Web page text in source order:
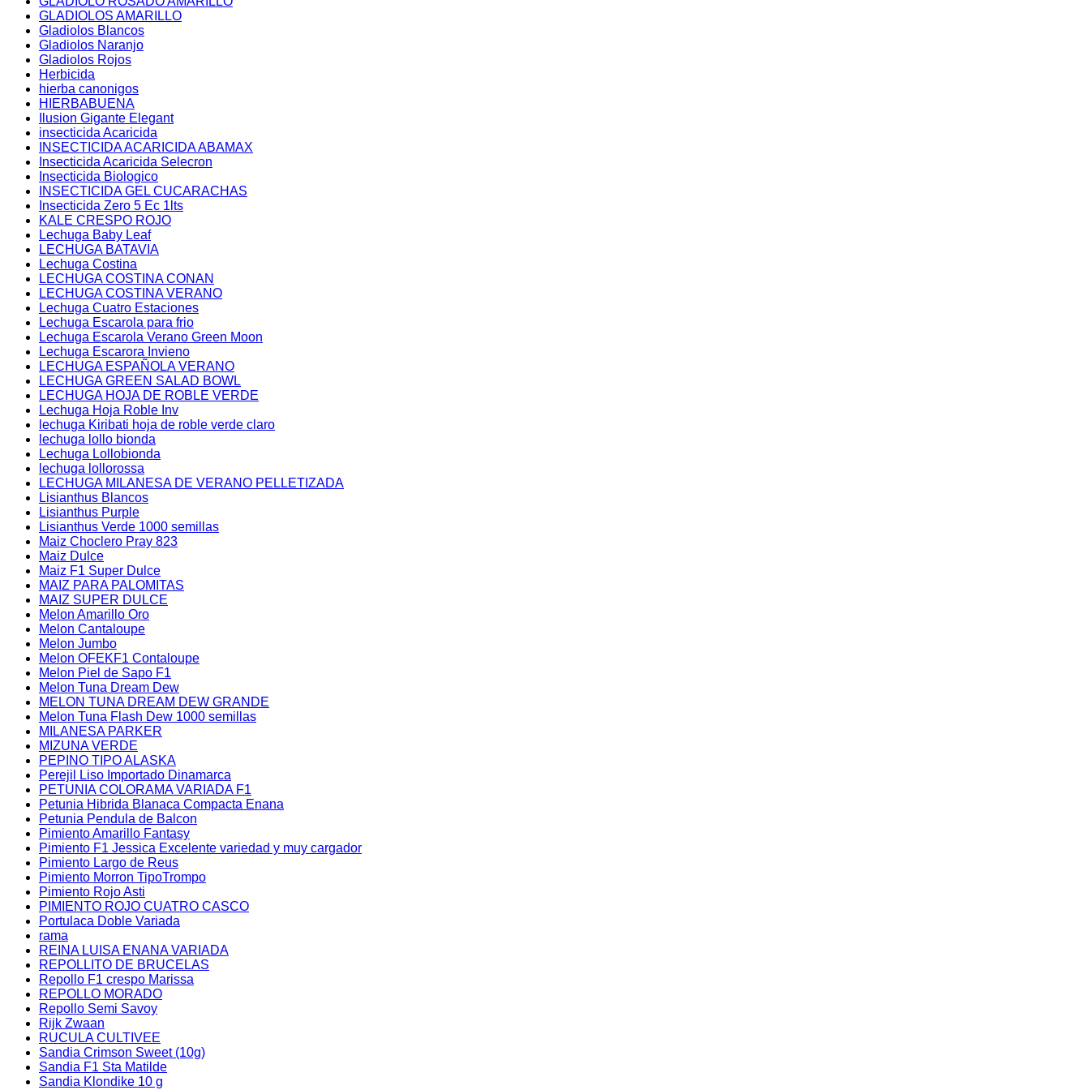
GLADIOLOS AMARILLO
Gladiolos Blancos
Gladiolos Naranjo
Gladiolos Rojos
Herbicida
hierba canonigos
HIERBABUENA
Ilusion Gigante Elegant
insecticida Acaricida
INSECTICIDA ACARICIDA ABAMAX
Insecticida Acaricida Selecron
Insecticida Biologico
INSECTICIDA GEL CUCARACHAS
Insecticida Zero 5 Ec 1lts
KALE CRESPO ROJO
Lechuga Baby Leaf
LECHUGA BATAVIA
Lechuga Costina
LECHUGA COSTINA CONAN
LECHUGA COSTINA VERANO
Lechuga Cuatro Estaciones
Lechuga Escarola para frio
Lechuga Escarola Verano Green Moon
Lechuga Escarora Invieno
LECHUGA ESPAÑOLA VERANO
LECHUGA GREEN SALAD BOWL
LECHUGA HOJA DE ROBLE VERDE
Lechuga Hoja Roble Inv
lechuga Kiribati hoja de roble verde claro
lechuga lollo bionda
Lechuga Lollobionda
lechuga lollorossa
LECHUGA MILANESA DE VERANO PELLETIZADA
Lisianthus Blancos
Lisianthus Purple
Lisianthus Verde 1000 semillas
Maiz Choclero Pray 823
Maiz Dulce
Maiz F1 Super Dulce
MAIZ PARA PALOMITAS
MAIZ SUPER DULCE
Melon Amarillo Oro
Melon Cantaloupe
Melon Jumbo
Melon OFEKF1 Contaloupe
Melon Piel de Sapo F1
Melon Tuna Dream Dew
MELON TUNA DREAM DEW GRANDE
Melon Tuna Flash Dew 1000 semillas
MILANESA PARKER
MIZUNA VERDE
PEPINO TIPO ALASKA
Perejil Liso Importado Dinamarca
PETUNIA COLORAMA VARIADA F1
Petunia Hibrida Blanaca Compacta Enana
Petunia Pendula de Balcon
Pimiento Amarillo Fantasy
Pimiento F1 Jessica Excelente variedad y muy cargador
Pimiento Largo de Reus
Pimiento Morron TipoTrompo
Pimiento Rojo Asti
PIMIENTO ROJO CUATRO CASCO
Portulaca Doble Variada
rama
REINA LUISA ENANA VARIADA
REPOLLITO DE BRUCELAS
Repollo F1 crespo Marissa
REPOLLO MORADO
Repollo Semi Savoy
Rijk Zwaan
RUCULA CULTIVEE
Sandia Crimson Sweet (10g)
Sandia F1 Sta Matilde
Sandia Klondike 10 g